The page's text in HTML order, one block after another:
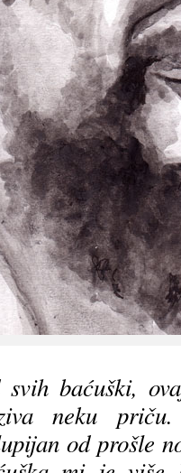
svih baćuški,
neku
od prošle